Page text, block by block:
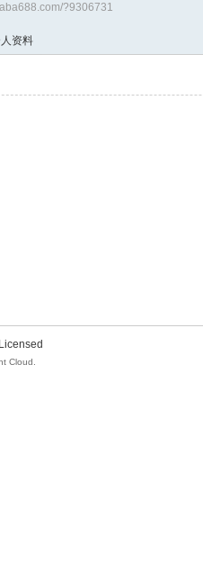
?9306731
资料
Licensed
Cloud.